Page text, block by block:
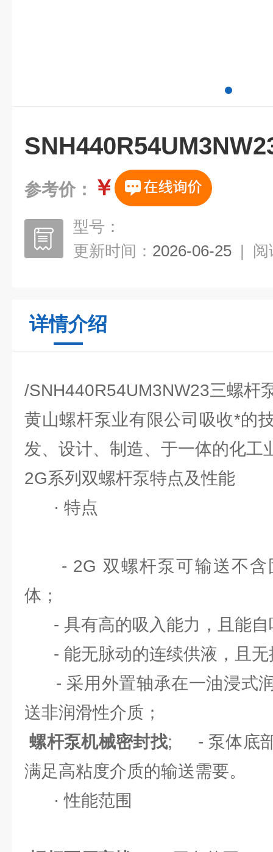
参考价： ￥
型号：
更新时间： 2026-06-25 | 阅
详情介绍
/SNH440R54UM3NW23三螺杆
黄山螺杆泵业有限公司吸收*的
发、设计、制造、于一体的化工
2G系列双螺杆泵特点及性能
· 特点
- 2G 双螺杆泵可输送不含
体；
- 具有高的吸入能力，且能自
- 能无脉动的连续供液，且无
- 采用外置轴承在一油浸式
送非润滑性介质；
螺杆泵机械密封找; - 泵体底部
满足高粘度介质的输送需要。
· 性能范围